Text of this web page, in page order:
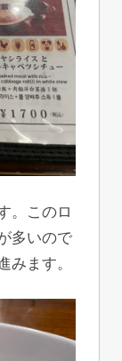
。このロ
多いので
みます。